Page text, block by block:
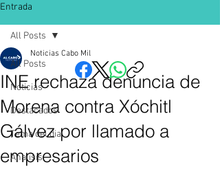
Entrada
All Posts
Noticias
Destacados
Tema del dia
Analisis
All Posts
INE rechaza denuncia de
Morena contra Xóchitl
Gálvez por llamado a
empresarios
Noticias Cabo Mil